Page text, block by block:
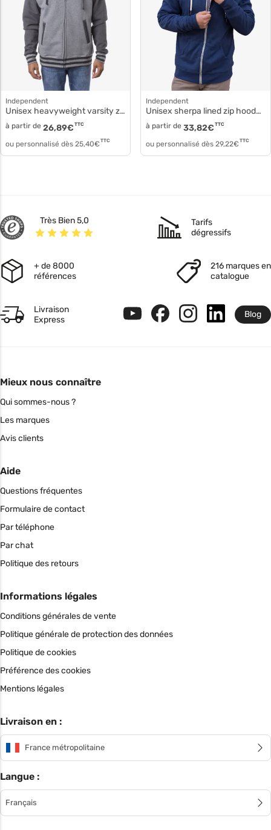
Independent
Unisex heavyweight varsity zip hood ind45uvz
à partir de 26,89€ TTC
ou personnalisé dès 25,40€ TTC
Independent
Unisex sherpa lined zip hooded jacket exp90shz
à partir de 33,82€ TTC
ou personnalisé dès 29,22€ TTC
Très Bien 5,0
Tarifs
dégressifs
+ de 8000
références
216 marques en
catalogue
Livraison
Express
Blog
Mieux nous connaître
Qui sommes-nous ?
Les marques
Avis clients
Aide
Questions fréquentes
Formulaire de contact
Par téléphone
Par chat
Politique des retours
Informations légales
Conditions générales de vente
Politique générale de protection des données
Politique de cookies
Préférence des cookies
Mentions légales
Livraison en :
France métropolitaine
Langue :
Français